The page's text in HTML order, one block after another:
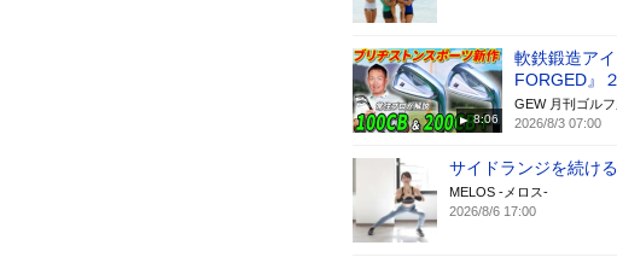
8:06
軟鉄鍛造ア
FORGED』
GEW 月刊ゴル
2026/8/3 07:00
サイドランジを続け
MELOS -メロス-
2026/8/6 17:00